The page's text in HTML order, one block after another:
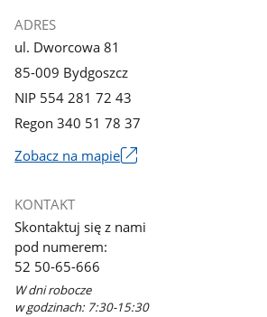
ADRES
ul. Dworcowa 81
85-009 Bydgoszcz
NIP 554 281 72 43
Regon 340 51 78 37
Zobacz na mapie
się
w
nowym
oknie
KONTAKT
Skontaktuj się z nami
pod numerem:
52 50-65-666
W dni robocze
w godzinach: 7:30-15:30